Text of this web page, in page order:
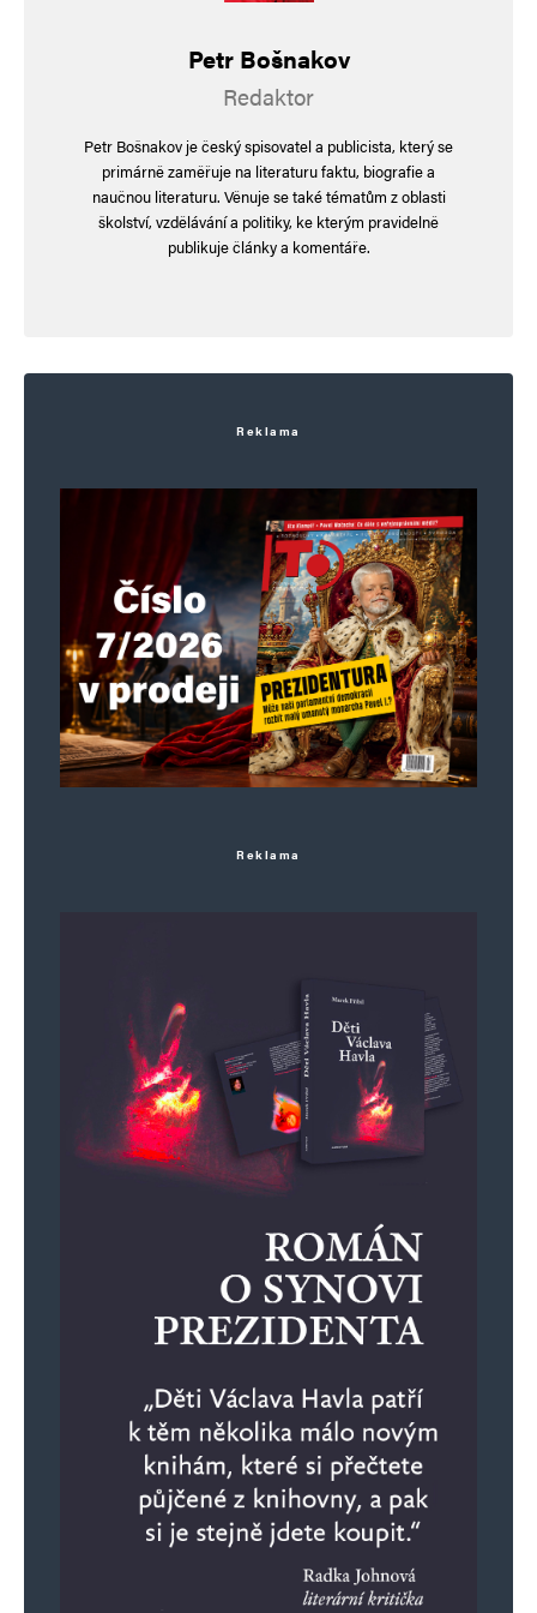
Martin Novák
Vzhledem k tomu, jaké někteří používají
přezdívky, jde spíše o extra sestavenou
úderku Fialajungent, která zde má šířit
Fialajugend
21. 5. 2025 (14:43)
Fialajungent a Göbls 😂 dezolát expert
na třetí říši. Heil Fiala. Sieg Foltýn!!!!! Ty
musíš být člen Imbecimbálungelt. 😁
Martin Novák
možnost dělat z tebe blbce, protože
slušně upozornit na chybu nedokáže.
Neb potrefená husa se ozve. A máme tu
krásný exemplář, který dle znalostí
terminologie, inklinuje k nacizmu. Ovšem
řekl, že tu operuje jeden, možná dva,
chameleoni, kteří pod různými
přezdívkami, musejí sami všechny ty
urážky a nesmysly vymýšlet. Chudáci, to
musí být dřina.
Odpovědět
Tom
21. 5. 2025 (20:21)
„Fialajugend“ Máš vycházky?
Odpovědět
Petr Bošnakov
Redaktor
Petr Bošnakov je český spisovatel a publicista, který se
primárně zaměřuje na literaturu faktu, biografie a
naučnou literaturu. Věnuje se také tématům z oblasti
školství, vzdělávání a politiky, ke kterým pravidelně
publikuje články a komentáře.
Reklama
Reklama